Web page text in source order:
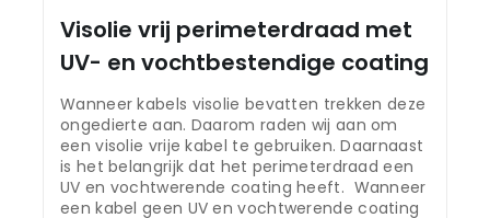
Visolie vrij perimeterdraad met
UV- en vochtbestendige coating
Wanneer kabels visolie bevatten trekken deze
ongedierte aan. Daarom raden wij aan om
een visolie vrije kabel te gebruiken. Daarnaast
is het belangrijk dat het perimeterdraad een
UV en vochtwerende coating heeft. Wanneer
een kabel geen UV en vochtwerende coating